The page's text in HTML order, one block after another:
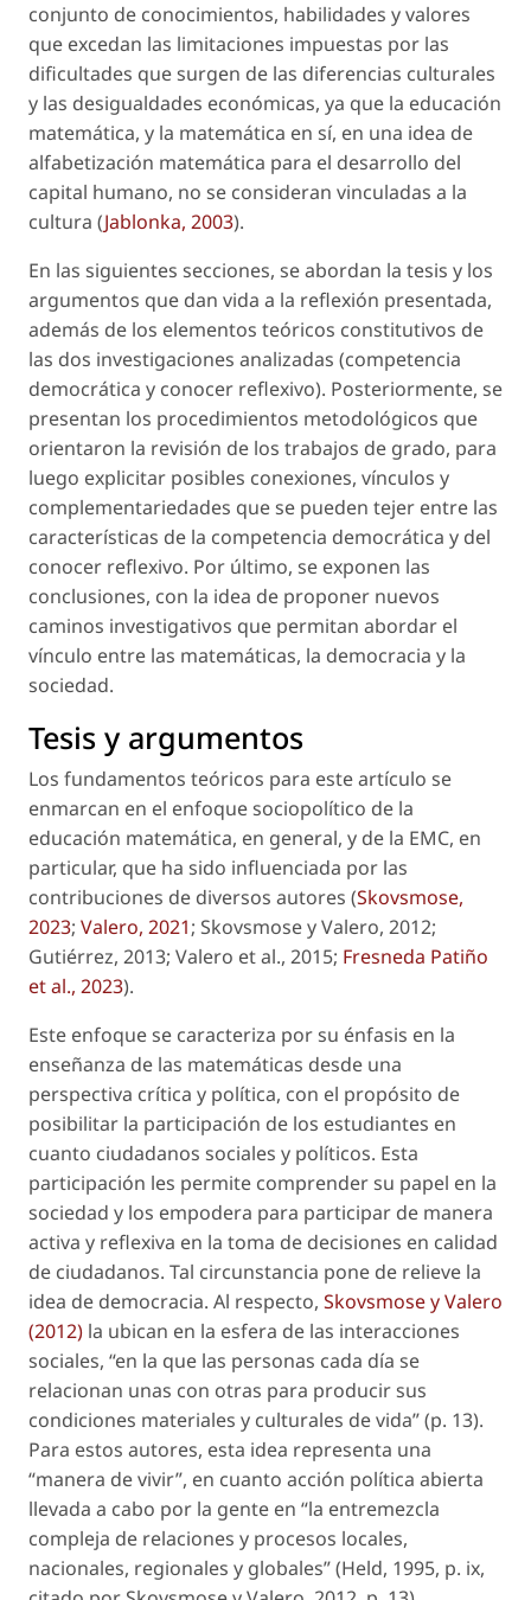
conjunto de conocimientos, habilidades y valores
que excedan las limitaciones impuestas por las
dificultades que surgen de las diferencias culturales
y las desigualdades económicas, ya que la educación
matemática, y la matemática en sí, en una idea de
alfabetización matemática para el desarrollo del
capital humano, no se consideran vinculadas a la
cultura (Jablonka, 2003).
En las siguientes secciones, se abordan la tesis y los
argumentos que dan vida a la reflexión presentada,
además de los elementos teóricos constitutivos de
las dos investigaciones analizadas (competencia
democrática y conocer reflexivo). Posteriormente, se
presentan los procedimientos metodológicos que
orientaron la revisión de los trabajos de grado, para
luego explicitar posibles conexiones, vínculos y
complementariedades que se pueden tejer entre las
características de la competencia democrática y del
conocer reflexivo. Por último, se exponen las
conclusiones, con la idea de proponer nuevos
caminos investigativos que permitan abordar el
vínculo entre las matemáticas, la democracia y la
sociedad.
Tesis y argumentos
Los fundamentos teóricos para este artículo se
enmarcan en el enfoque sociopolítico de la
educación matemática, en general, y de la EMC, en
particular, que ha sido influenciada por las
contribuciones de diversos autores (Skovsmose,
2023; Valero, 2021; Skovsmose y Valero, 2012;
Gutiérrez, 2013; Valero et al., 2015; Fresneda Patiño
et al., 2023).
Este enfoque se caracteriza por su énfasis en la
enseñanza de las matemáticas desde una
perspectiva crítica y política, con el propósito de
posibilitar la participación de los estudiantes en
cuanto ciudadanos sociales y políticos. Esta
participación les permite comprender su papel en la
sociedad y los empodera para participar de manera
activa y reflexiva en la toma de decisiones en calidad
de ciudadanos. Tal circunstancia pone de relieve la
idea de democracia. Al respecto, Skovsmose y Valero
(2012) la ubican en la esfera de las interacciones
sociales, “en la que las personas cada día se
relacionan unas con otras para producir sus
condiciones materiales y culturales de vida” (p. 13).
Para estos autores, esta idea representa una
“manera de vivir”, en cuanto acción política abierta
llevada a cabo por la gente en “la entremezcla
compleja de relaciones y procesos locales,
nacionales, regionales y globales” (Held, 1995, p. ix,